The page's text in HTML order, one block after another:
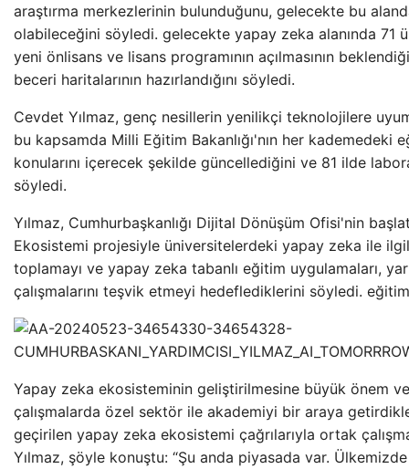
araştırma merkezlerinin bulunduğunu, gelecekte bu
olabileceğini söyledi. gelecekte yapay zeka alanında 71
yeni önlisans ve lisans programının açılmasının
beceri haritalarının hazırlandığını söyledi.
Cevdet Yılmaz, genç nesillerin yenilikçi teknolojilere
bu kapsamda Milli Eğitim Bakanlığı'nın her kademedeki
konularını içerecek şekilde güncellediğini ve 81 ilde
söyledi.
Yılmaz, Cumhurbaşkanlığı Dijital Dönüşüm Ofisi'nin
Ekosistemi projesiyle üniversitelerdeki yapay zeka ile
toplamayı ve yapay zeka tabanlı eğitim uygulamaları,
çalışmalarını teşvik etmeyi hedeflediklerini söyledi.
Yapay zeka ekosisteminin geliştirilmesine büyük önem
çalışmalarda özel sektör ile akademiyi bir araya
geçirilen yapay zeka ekosistemi çağrılarıyla ortak
Yılmaz, şöyle konuştu: “Şu anda piyasada var.